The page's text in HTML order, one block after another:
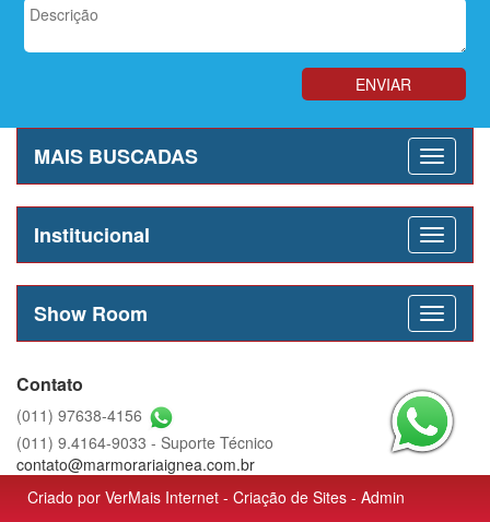
MAIS BUSCADAS
Institucional
Show Room
Contato
(011) 97638-4156
(011) 9.4164-9033 - Suporte Técnico
contato@marmorariaignea.com.br
Criado por VerMais Internet - Criação de Sites - Admin